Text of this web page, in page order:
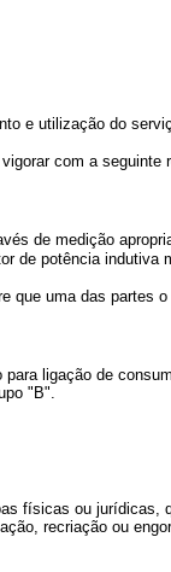
e utilização do
com a seguinte
de medição
de potência indutiva
que uma das partes o
ligação de
"B".
físicas ou
recriação ou